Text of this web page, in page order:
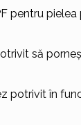
pentru pielea
să
potrivit în